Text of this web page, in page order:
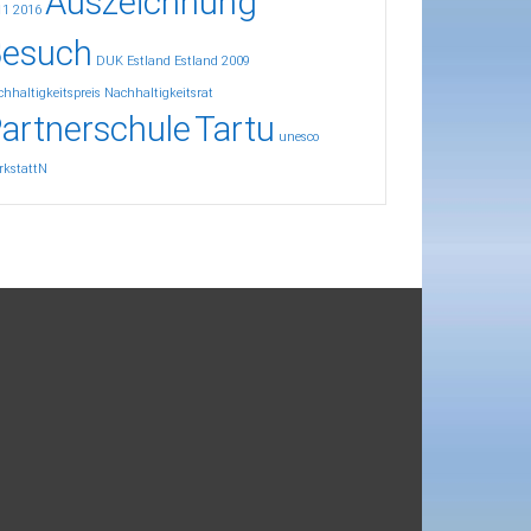
2016
DUK Estland Estland 2009
Nachhaltigkeitsrat
Tartu unesco